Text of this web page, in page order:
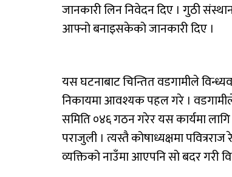
जानकारी लिन निवेदन दिए । गुठी
आफ्नो बनाइसकेको जानकारी दिए ।
यस घटनाबाट चिन्तित वडगामीले
निकायमा आवश्यक पहल गरे । वडगामीले
समिति ०४६ गठन गरेर यस कार्यमा लागि
पराजुली । त्यस्तै कोषाध्यक्षमा
व्यक्तिको नाउँमा आएपनि सो बदर गरी